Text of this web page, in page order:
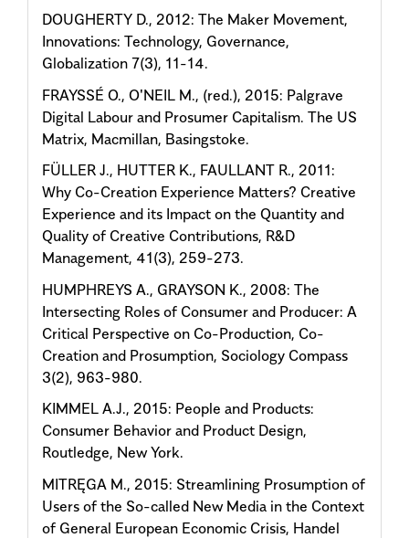
DOUGHERTY D., 2012: The Maker Movement,
Innovations: Technology, Governance,
Globalization 7(3), 11-14.
FRAYSSÉ O., O'NEIL M., (red.), 2015: Palgrave
Digital Labour and Prosumer Capitalism. The US
Matrix, Macmillan, Basingstoke.
FÜLLER J., HUTTER K., FAULLANT R., 2011:
Why Co-Creation Experience Matters? Creative
Experience and its Impact on the Quantity and
Quality of Creative Contributions, R&D
Management, 41(3), 259-273.
HUMPHREYS A., GRAYSON K., 2008: The
Intersecting Roles of Consumer and Producer: A
Critical Perspective on Co-Production, Co-
Creation and Prosumption, Sociology Compass
3(2), 963-980.
KIMMEL A.J., 2015: People and Products:
Consumer Behavior and Product Design,
Routledge, New York.
MITRĘGA M., 2015: Streamlining Prosumption of
Users of the So-called New Media in the Context
of General European Economic Crisis, Handel